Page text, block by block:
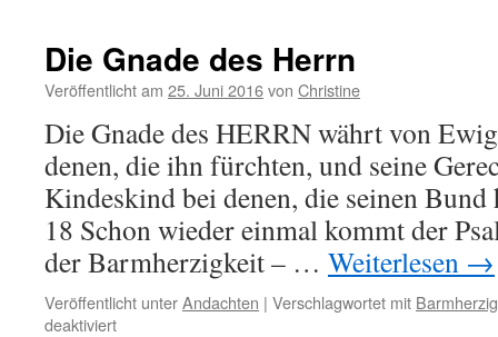
Die Gnade des Herrn
Veröffentlicht am 25. Juni 2016von Christine
Die Gnade des HERRN währt von
denen, die ihn fürchten, und seine
Kindeskind bei denen, die seinen
18 Schon wieder einmal kommt der
der Barmherzigkeit – … Weiterlesen →
Veröffentlicht unterAndachten | Verschlagwortet mit
deaktiviertfür